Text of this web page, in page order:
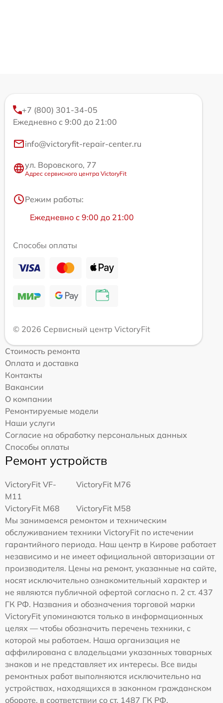
+7 (800) 301-34-05
Ежедневно с 9:00 до 21:00
info@victoryfit-repair-center.ru
ул. Воровского, 77
Адрес сервисного центра VictoryFit
Режим работы:
Ежедневно с 9:00 до 21:00
Способы оплаты
© 2026 Сервисный центр VictoryFit
Стоимость ремонта
Оплата и доставка
Контакты
Вакансии
О компании
Ремонтируемые модели
Наши услуги
Согласие на обработку персональных данных
Способы оплаты
Ремонт устройств
VictoryFit VF-
M11
VictoryFit M76
VictoryFit M68
VictoryFit M58
Мы занимаемся ремонтом и техническим
обслуживанием техники VictoryFit по истечении
гарантийного периода. Наш центр в Кирове работает
независимо и не имеет официальной авторизации от
производителя. Цены на ремонт, указанные на сайте,
носят исключительно ознакомительный характер и
не являются публичной офертой согласно п. 2 ст. 437
ГК РФ. Названия и обозначения торговой марки
VictoryFit упоминаются только в информационных
целях — чтобы обозначить перечень техники, с
которой мы работаем. Наша организация не
аффилирована с владельцами указанных товарных
знаков и не представляет их интересы. Все виды
ремонтных работ выполняются исключительно на
устройствах, находящихся в законном гражданском
обороте, в соответствии со ст. 1487 ГК РФ.